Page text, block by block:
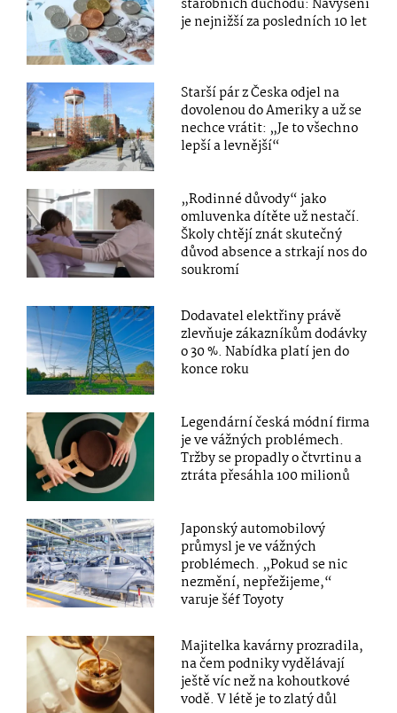
je nejnižší za posledních 10 let
Starší pár z Česka odjel na
dovolenou do Ameriky a už se
nechce vrátit: „Je to všechno
lepší a levnější“
„Rodinné důvody“ jako
omluvenka dítěte už nestačí.
Školy chtějí znát skutečný
důvod absence a strkají nos do
soukromí
Dodavatel elektřiny právě
zlevňuje zákazníkům dodávky
o 30 %. Nabídka platí jen do
konce roku
Legendární česká módní firma
je ve vážných problémech.
Tržby se propadly o čtvrtinu a
ztráta přesáhla 100 milionů
Japonský automobilový
průmysl je ve vážných
problémech. „Pokud se nic
nezmění, nepřežijeme,“
varuje šéf Toyoty
Majitelka kavárny prozradila,
na čem podniky vydělávají
ještě víc než na kohoutkové
vodě. V létě je to zlatý důl